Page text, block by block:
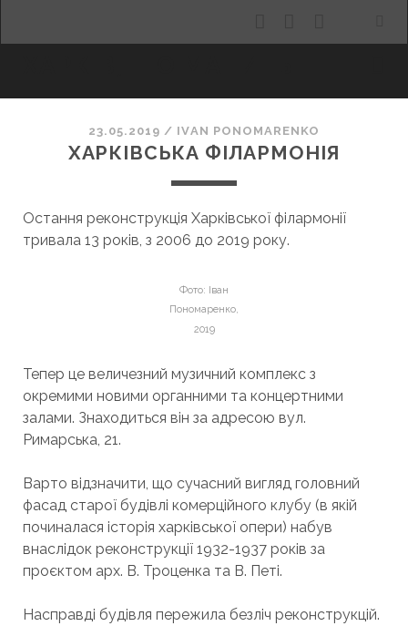
23.05.2019 / ІVAN PONOMARENKO
ХАРКІВСЬКА ФІЛАРМОНІЯ
Остання реконструкція Харківської філармонії
тривала 13 років, з 2006 до 2019 року.
Фото: Іван
Пономаренко,
2019
Тепер це величезний музичний комплекс з
окремими новими органними та концертними
залами. Знаходиться він за адресою вул.
Римарська, 21.
Варто відзначити, що сучасний вигляд головний
фасад старої будівлі комерційного клубу (в якій
починалася історія харківської опери) набув
внаслідок реконструкції 1932-1937 років за
проєктом арх. В. Троценка та В. Петі.
Насправді будівля пережила безліч реконструкцій.